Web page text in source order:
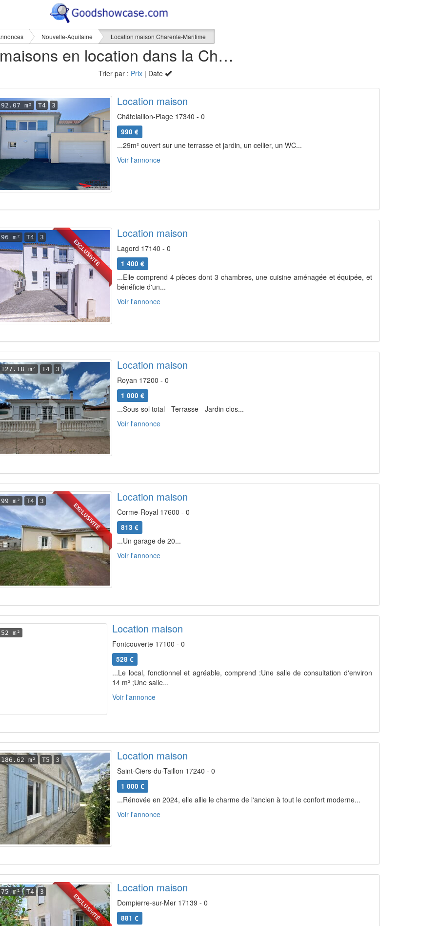
Nouvelle-Aquitaine Location maison Charente-Maritime
24 maisons en location dans la Charente-Maritime (17)
Trier par : Prix| Date
92.07 m² T4 3 Location maison
Châtelaillon-Plage 17340 - 0
990 €
...29m² ouvert sur une terrasse et jardin, un cellier, un WC...
Voir l'annonce
EXCLUSIVITÉ
96 m² T4 3 Location maison
Lagord 17140 - 0
1 400 €
...Elle comprend 4 pièces dont 3 chambres, une cuisine aménagée et équipée, et
bénéficie d'un...
Voir l'annonce
127.18 m² T4 3 Location maison
Royan 17200 - 0
1 000 €
...Sous-sol total - Terrasse - Jardin clos...
Voir l'annonce
EXCLUSIVITÉ
99 m² T4 3 Location maison
Corme-Royal 17600 - 0
813 €
...Un garage de 20...
Voir l'annonce
52 m² Location maison
Fontcouverte 17100 - 0
528 €
...Le local, fonctionnel et agréable, comprend :Une salle de consultation d'environ
14 m² ;Une salle...
Voir l'annonce
186.62 m² T5 3 Location maison
Saint-Ciers-du-Taillon 17240 - 0
1 000 €
...Rénovée en 2024, elle allie le charme de l'ancien à tout le confort moderne...
Voir l'annonce
EXCLUSIVITÉ
75 m² T4 3 Location maison
Dompierre-sur-Mer 17139 - 0
881 €